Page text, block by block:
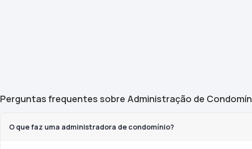
Perguntas frequentes sobre Administração de
O que faz uma administradora de condomínio?